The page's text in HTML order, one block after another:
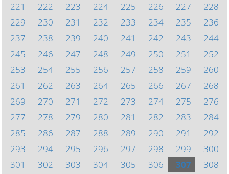
221
222 223 224 225 226 227
228
229
230 231 232 233 234 235
236
237
238 239 240 241 242 243
244
245
246 247 248 249 250 251
252
253
254 255 256 257 258 259
260
261
262 263 264 265 266 267
268
269
270 271 272 273 274 275
276
277
278 279 280 281 282 283
284
285
286 287 288 289 290 291
292
293
294 295 296 297 298 299
300
301
302 303 304 305 306 307
308